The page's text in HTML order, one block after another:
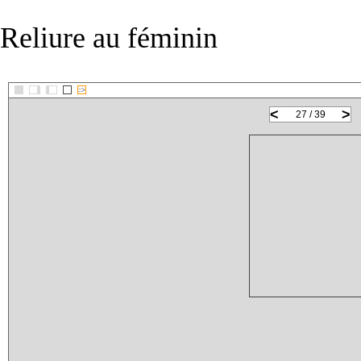
Reliure au féminin
::>
< >
27 / 39